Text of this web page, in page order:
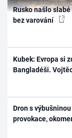
Rusko našlo
bez varování
Kubek: Evropa si
Bangladéši.
Dron s
provokace,